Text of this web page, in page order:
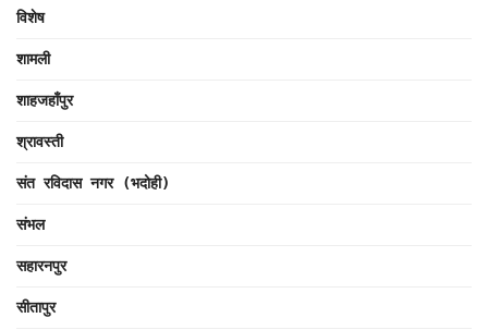
विशेष
शामली
शाहजहाँपुर
श्रावस्ती
संत रविदास नगर (भदोही)
संभल
सहारनपुर
सीतापुर